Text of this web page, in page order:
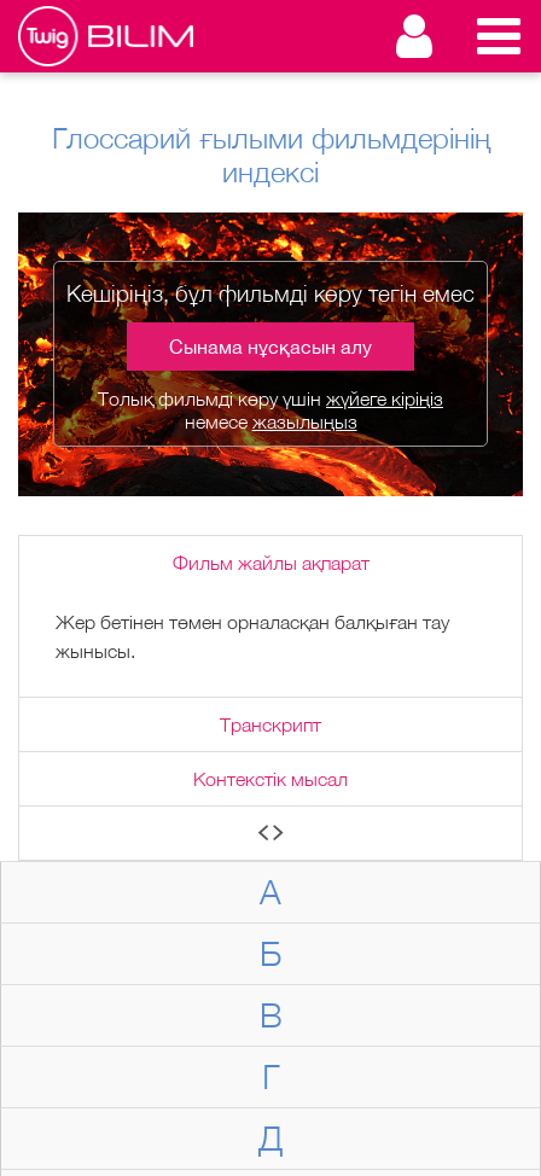
Глоссарий ғылыми фильмдерінің
индексі
А
Б
В
Г
Д
Кешіріңіз, бұл фильмді көру тегін емес
Сынама нұсқасын алу
Толық фильмді көру үшін жүйеге кіріңіз
немесежазылыңыз
Фильм жайлы ақпарат
Жер бетінен төмен орналасқан балқыған тау
жынысы.
Транскрипт
Контекстік мысал